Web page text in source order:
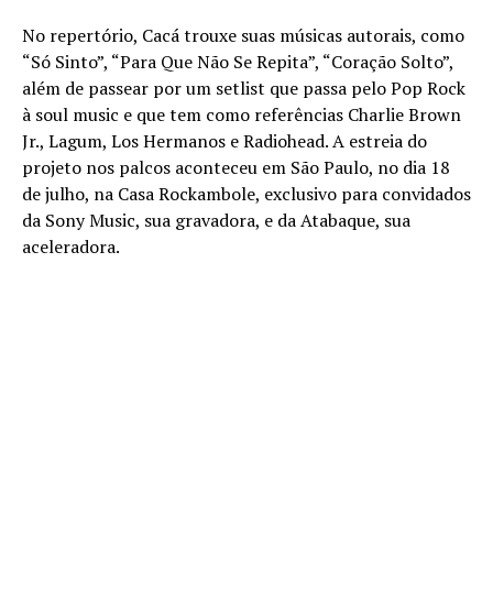
No repertório, Cacá trouxe suas músicas autorais, como
“Só Sinto”, “Para Que Não Se Repita”, “Coração Solto”,
além de passear por um setlist que passa pelo Pop Rock
à soul music e que tem como referências Charlie Brown
Jr., Lagum, Los Hermanos e Radiohead. A estreia do
projeto nos palcos aconteceu em São Paulo, no dia 18
de julho, na Casa Rockambole, exclusivo para convidados
da Sony Music, sua gravadora, e da Atabaque, sua
aceleradora.